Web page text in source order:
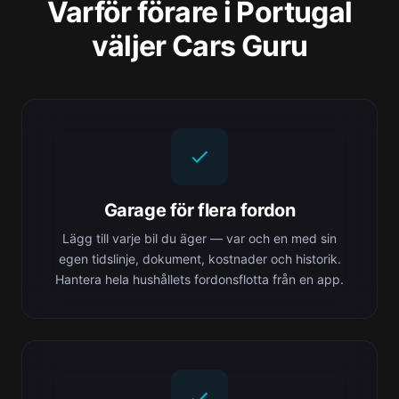
Varför förare i Portugal
väljer Cars Guru
Garage för flera fordon
Lägg till varje bil du äger — var och en med sin
egen tidslinje, dokument, kostnader och historik.
Hantera hela hushållets fordonsflotta från en app.